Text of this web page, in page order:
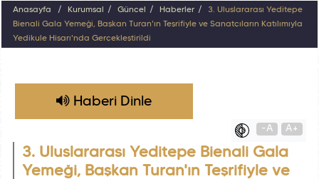
Anasayfa Kurumsal Güncel Haberler
3. Uluslararası Yeditepe
Bienali Gala Yemeği, Başkan Turan'ın Teşrifiyle ve Sanatçıların Katılımıyla
Yedikule Hisarı'nda Gerçekleştirildi
Haberi Dinle
-A A+
3. Uluslararası Yeditepe Bienali Gala
Yemeği, Başkan Turan'ın Teşrifiyle ve